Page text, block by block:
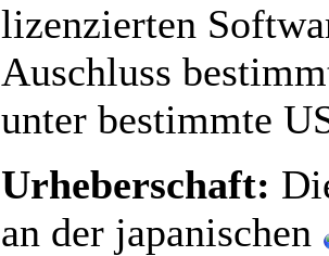
lizenzierten
Auschluss
unter bestimmte
Urheberschaft:
an der japanischen